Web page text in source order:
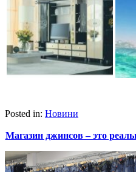
Posted in: Новини
Магазин джинсов – это